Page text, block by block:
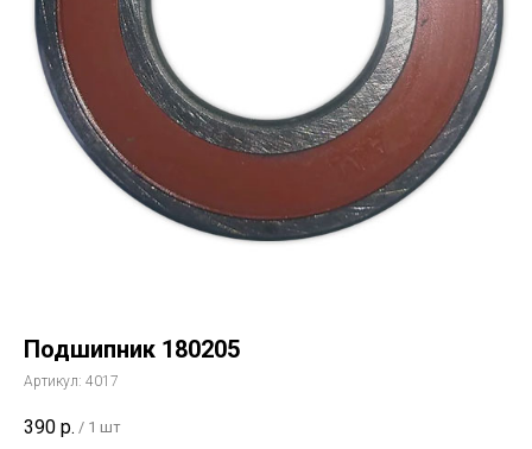
Подшипник 180205
Артикул: 4017
390 р. / 1 шт